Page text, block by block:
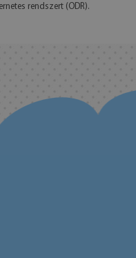
rendszert (ODR).